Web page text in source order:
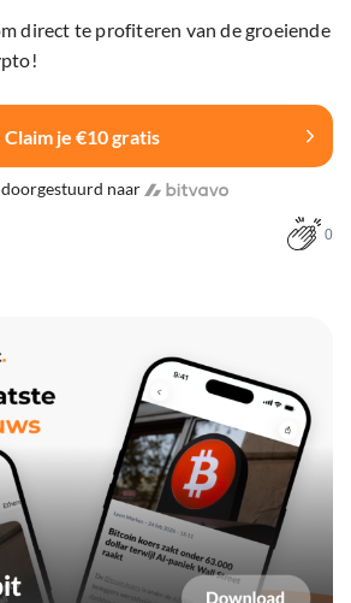
direct te profiteren van de groeiende
Claim je €10 gratis
naar
0